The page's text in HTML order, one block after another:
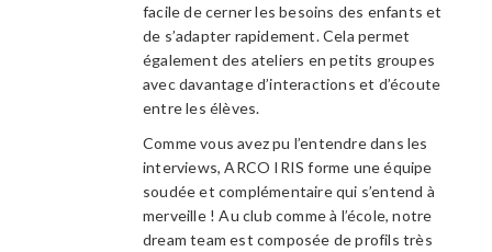
facile de cerner les besoins des enfants et
de s’adapter rapidement. Cela permet
également des ateliers en petits groupes
avec davantage d’interactions et d’écoute
entre les élèves.
Comme vous avez pu l’entendre dans les
interviews, ARCO IRIS forme une équipe
soudée et complémentaire qui s’entend à
merveille ! Au club comme à l’école, notre
dream team est composée de profils très